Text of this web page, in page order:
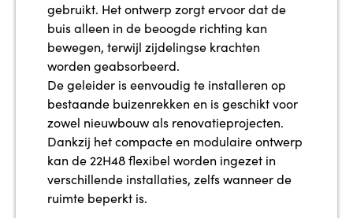
gebruikt. Het ontwerp zorgt ervoor dat de
buis alleen in de beoogde richting kan
bewegen, terwijl zijdelingse krachten
worden geabsorbeerd.
De geleider is eenvoudig te installeren op
bestaande buizenrekken en is geschikt voor
zowel nieuwbouw als renovatieprojecten.
Dankzij het compacte en modulaire ontwerp
kan de 22H48 flexibel worden ingezet in
verschillende installaties, zelfs wanneer de
ruimte beperkt is.